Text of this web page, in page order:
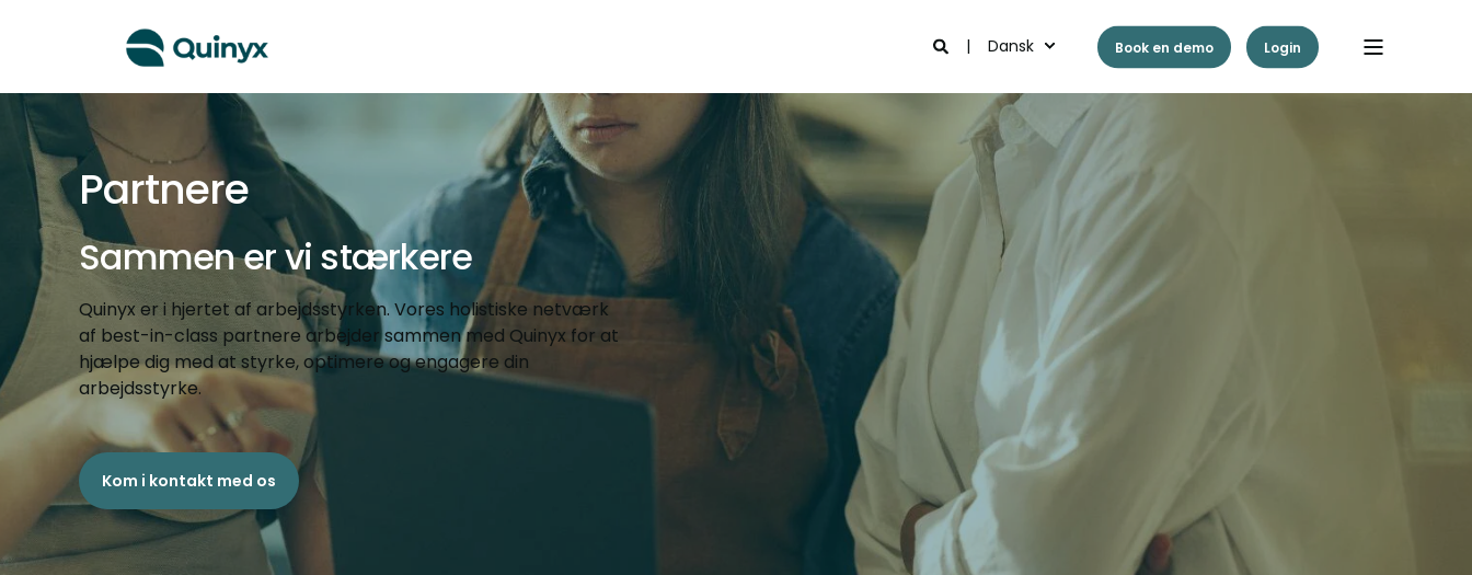
Dansk Book en demo Login
Partnere
Sammen er vi stærkere
Quinyx er i hjertet af arbejdsstyrken. Vores holistiske netværk
af best-in-class partnere arbejder sammen med Quinyx for at
hjælpe dig med at styrke, optimere og engagere din
arbejdsstyrke.
Kom i kontakt med os